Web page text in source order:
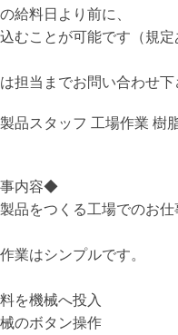
給料日より前に、
むことが可能です（規定
担当までお問い合わせ下
品スタッフ 工場作業 樹
内容◆
品をつくる工場でのお仕
業はシンプルです。
料を機械へ投入
械のボタン操作